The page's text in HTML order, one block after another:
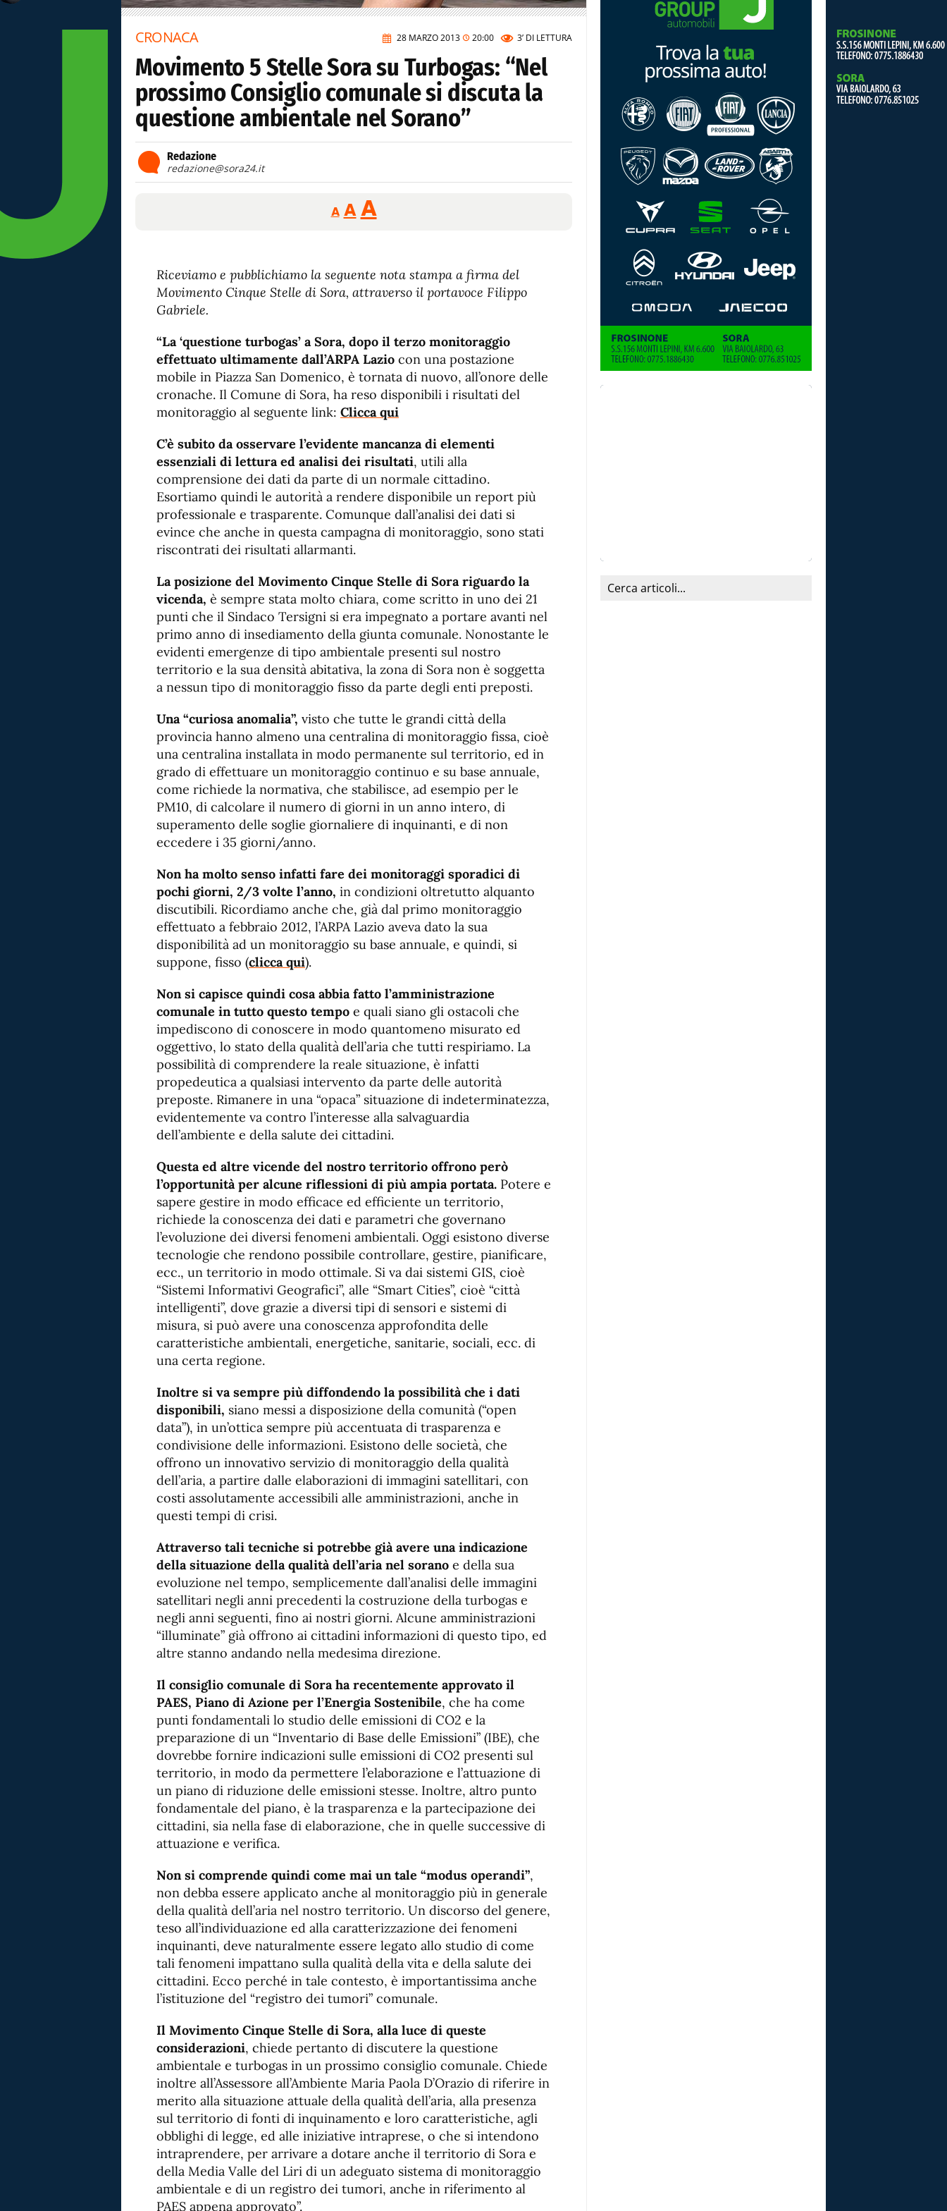
28 MARZO 2013 20:00 3’ DI LETTURA
CRONACA
Movimento 5 Stelle Sora su Turbogas: “Nel
prossimo Consiglio comunale si discuta la
questione ambientale nel Sorano”
Redazione
redazione@sora24.it
A
Reducir
tamaño
A Restablecer
tamaño
fuente
AAumentar
de
fuente.
Riceviamo e pubblichiamo la seguente nota stampa a firma del
Movimento Cinque Stelle di Sora, attraverso il portavoce Filippo
Gabriele.
“La ‘questione turbogas’ a Sora, dopo il terzo monitoraggio
effettuato ultimamente dall’ARPA Lazio con una postazione
mobile in Piazza San Domenico, è tornata di nuovo, all’onore delle
cronache. Il Comune di Sora, ha reso disponibili i risultati del
monitoraggio al seguente link: Clicca qui
C’è subito da osservare l’evidente mancanza di elementi
essenziali di lettura ed analisi dei risultati, utili alla
comprensione dei dati da parte di un normale cittadino.
Esortiamo quindi le autorità a rendere disponibile un report più
professionale e trasparente. Comunque dall’analisi dei dati si
evince che anche in questa campagna di monitoraggio, sono stati
riscontrati dei risultati allarmanti.
La posizione del Movimento Cinque Stelle di Sora riguardo la
vicenda, è sempre stata molto chiara, come scritto in uno dei 21
punti che il Sindaco Tersigni si era impegnato a portare avanti nel
primo anno di insediamento della giunta comunale. Nonostante le
evidenti emergenze di tipo ambientale presenti sul nostro
territorio e la sua densità abitativa, la zona di Sora non è soggetta
a nessun tipo di monitoraggio fisso da parte degli enti preposti.
Una “curiosa anomalia”, visto che tutte le grandi città della
provincia hanno almeno una centralina di monitoraggio fissa, cioè
una centralina installata in modo permanente sul territorio, ed in
grado di effettuare un monitoraggio continuo e su base annuale,
come richiede la normativa, che stabilisce, ad esempio per le
PM10, di calcolare il numero di giorni in un anno intero, di
superamento delle soglie giornaliere di inquinanti, e di non
eccedere i 35 giorni/anno.
Non ha molto senso infatti fare dei monitoraggi sporadici di
pochi giorni, 2/3 volte l’anno, in condizioni oltretutto alquanto
discutibili. Ricordiamo anche che, già dal primo monitoraggio
effettuato a febbraio 2012, l’ARPA Lazio aveva dato la sua
disponibilità ad un monitoraggio su base annuale, e quindi, si
suppone, fisso (clicca qui).
Non si capisce quindi cosa abbia fatto l’amministrazione
comunale in tutto questo tempo e quali siano gli ostacoli che
impediscono di conoscere in modo quantomeno misurato ed
oggettivo, lo stato della qualità dell’aria che tutti respiriamo. La
possibilità di comprendere la reale situazione, è infatti
propedeutica a qualsiasi intervento da parte delle autorità
preposte. Rimanere in una “opaca” situazione di indeterminatezza,
evidentemente va contro l’interesse alla salvaguardia
dell’ambiente e della salute dei cittadini.
Questa ed altre vicende del nostro territorio offrono però
l’opportunità per alcune riflessioni di più ampia portata. Potere e
sapere gestire in modo efficace ed efficiente un territorio,
richiede la conoscenza dei dati e parametri che governano
l’evoluzione dei diversi fenomeni ambientali. Oggi esistono diverse
tecnologie che rendono possibile controllare, gestire, pianificare,
ecc., un territorio in modo ottimale. Si va dai sistemi GIS, cioè
“Sistemi Informativi Geografici”, alle “Smart Cities”, cioè “città
intelligenti”, dove grazie a diversi tipi di sensori e sistemi di
misura, si può avere una conoscenza approfondita delle
caratteristiche ambientali, energetiche, sanitarie, sociali, ecc. di
una certa regione.
Inoltre si va sempre più diffondendo la possibilità che i dati
disponibili, siano messi a disposizione della comunità (“open
data”), in un’ottica sempre più accentuata di trasparenza e
condivisione delle informazioni. Esistono delle società, che
offrono un innovativo servizio di monitoraggio della qualità
dell’aria, a partire dalle elaborazioni di immagini satellitari, con
costi assolutamente accessibili alle amministrazioni, anche in
questi tempi di crisi.
Attraverso tali tecniche si potrebbe già avere una indicazione
della situazione della qualità dell’aria nel sorano e della sua
evoluzione nel tempo, semplicemente dall’analisi delle immagini
satellitari negli anni precedenti la costruzione della turbogas e
negli anni seguenti, fino ai nostri giorni. Alcune amministrazioni
“illuminate” già offrono ai cittadini informazioni di questo tipo, ed
altre stanno andando nella medesima direzione.
Il consiglio comunale di Sora ha recentemente approvato il
PAES, Piano di Azione per l’Energia Sostenibile, che ha come
punti fondamentali lo studio delle emissioni di CO2 e la
preparazione di un “Inventario di Base delle Emissioni” (IBE), che
dovrebbe fornire indicazioni sulle emissioni di CO2 presenti sul
territorio, in modo da permettere l’elaborazione e l’attuazione di
un piano di riduzione delle emissioni stesse. Inoltre, altro punto
fondamentale del piano, è la trasparenza e la partecipazione dei
cittadini, sia nella fase di elaborazione, che in quelle successive di
attuazione e verifica.
Non si comprende quindi come mai un tale “modus operandi”,
non debba essere applicato anche al monitoraggio più in generale
della qualità dell’aria nel nostro territorio. Un discorso del genere,
teso all’individuazione ed alla caratterizzazione dei fenomeni
inquinanti, deve naturalmente essere legato allo studio di come
tali fenomeni impattano sulla qualità della vita e della salute dei
cittadini. Ecco perché in tale contesto, è importantissima anche
l’istituzione del “registro dei tumori” comunale.
Il Movimento Cinque Stelle di Sora, alla luce di queste
considerazioni, chiede pertanto di discutere la questione
ambientale e turbogas in un prossimo consiglio comunale. Chiede
inoltre all’Assessore all’Ambiente Maria Paola D’Orazio di riferire in
merito alla situazione attuale della qualità dell’aria, alla presenza
sul territorio di fonti di inquinamento e loro caratteristiche, agli
obblighi di legge, ed alle iniziative intraprese, o che si intendono
intraprendere, per arrivare a dotare anche il territorio di Sora e
della Media Valle del Liri di un adeguato sistema di monitoraggio
ambientale e di un registro dei tumori, anche in riferimento al
PAES appena approvato”.